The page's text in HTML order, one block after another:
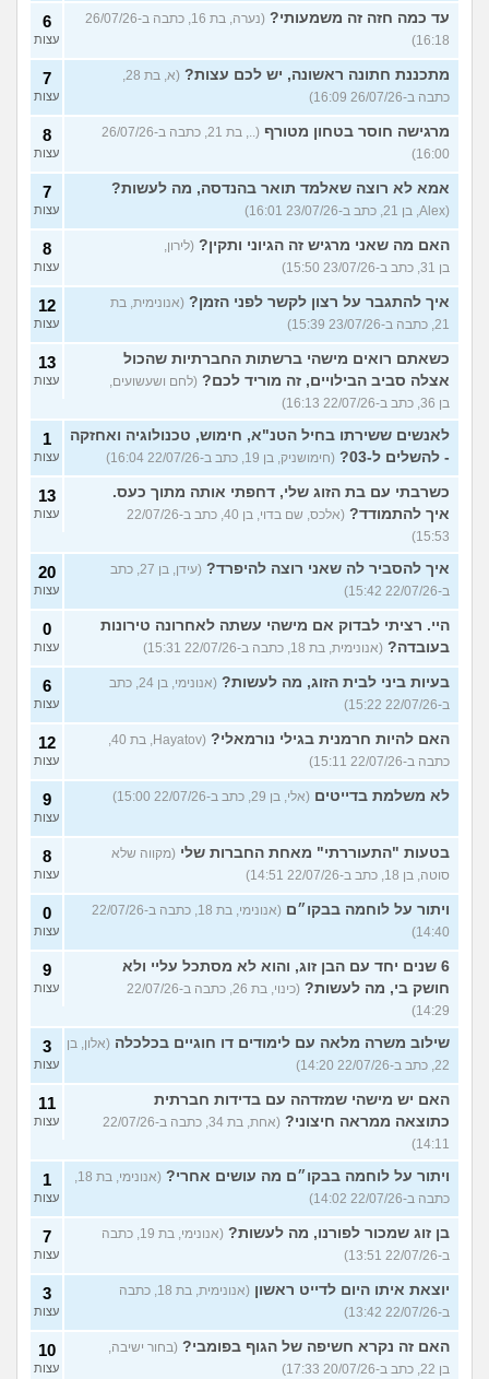
עד כמה חזה זה משמעותי?
(נערה, בת 16, כתבה ב-26/07/26
16:18)
6
עצות
מתכננת חתונה ראשונה, יש לכם עצות?
(א, בת 28,
כתבה ב-26/07/26 16:09)
7
עצות
מרגישה חוסר בטחון מטורף
(.., בת 21, כתבה ב-26/07/26
16:00)
8
עצות
אמא לא רוצה שאלמד תואר בהנדסה, מה לעשות?
(Alex, בן 21, כתב ב-23/07/26 16:01)
7
עצות
האם מה שאני מרגיש זה הגיוני ותקין? (לירון,
בן 31, כתב ב-23/07/26 15:50)
8
עצות
איך להתגבר על רצון לקשר לפני הזמן? (אנונימית, בת
21, כתבה ב-23/07/26 15:39)
12
עצות
כשאתם רואים מישהי ברשתות החברתיות שהכול
אצלה סביב הבילויים, זה מוריד לכם? (לחם ושעשועים,
בן 36, כתב ב-22/07/26 16:13)
13
עצות
לאנשים ששירתו בחיל הטנ"א, חימוש, טכנולוגיה ואחזקה
- להשלים ל-03?
(חימושניק, בן 19, כתב ב-22/07/26 16:04)
1
עצות
כשרבתי עם בת הזוג שלי, דחפתי אותה מתוך כעס.
איך להתמודד?
(אלכס, שם בדוי, בן 40, כתב ב-22/07/26
15:53)
13
עצות
איך להסביר לה שאני רוצה להיפרד?
(עידן, בן 27, כתב
ב-22/07/26 15:42)
20
עצות
היי. רציתי לבדוק אם מישהי עשתה לאחרונה טירונות
בעובדה? (אנונימית, בת 18, כתבה ב-22/07/26 15:31)
0
עצות
בעיות ביני לבית הזוג, מה לעשות?
(אנונימי, בן 24, כתב
ב-22/07/26 15:22)
6
עצות
האם להיות חרמנית בגילי נורמאלי?
(Hayatov, בת 40,
כתבה ב-22/07/26 15:11)
12
עצות
לא משלמת בדייטים (אלי, בן 29, כתב ב-22/07/26 15:00) 9
עצות
בטעות "התעוררתי" מאחת החברות שלי (מקווה שלא
סוטה, בן 18, כתב ב-22/07/26 14:51)
8
עצות
ויתור על לוחמה בבקו״ם
(אנונימי, בת 18, כתבה ב-22/07/26
14:40)
0
עצות
6 שנים יחד עם הבן זוג, והוא לא מסתכל עליי ולא
חושק בי, מה לעשות?
(כינוי, בת 26, כתבה ב-22/07/26
14:29)
9
עצות
שילוב משרה מלאה עם לימודים דו חוגיים בכלכלה (אלון, בן
22, כתב ב-22/07/26 14:20)
3
עצות
האם יש מישהי שמזדהה עם בדידות חברתית
כתוצאה ממראה חיצוני?
(אחת, בת 34, כתבה ב-22/07/26
14:11)
11
עצות
ויתור על לוחמה בבקו״ם מה עושים אחרי?
(אנונימי, בת 18,
כתבה ב-22/07/26 14:02)
1
עצות
בן זוג שמכור לפורנו, מה לעשות?
(אנונימי, בת 19, כתבה
ב-22/07/26 13:51)
7
עצות
יוצאת איתו היום לדייט ראשון
(אנונימית, בת 18, כתבה
ב-22/07/26 13:42)
3
עצות
האם זה נקרא חשיפה של הגוף בפומבי? (בחור ישיבה,
בן 22, כתב ב-20/07/26 17:33)
10
עצות